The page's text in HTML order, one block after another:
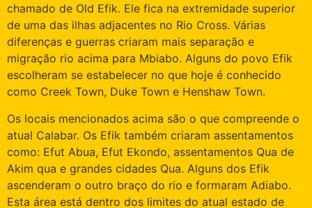
chamado de Old Efik. Ele fica na extremidade superior
de uma das ilhas adjacentes no Rio Cross. Várias
diferenças e guerras criaram mais separação e
migração rio acima para Mbiabo. Alguns do povo Efik
escolheram se estabelecer no que hoje é conhecido
como Creek Town, Duke Town e Henshaw Town.
Os locais mencionados acima são o que compreende o
atual Calabar. Os Efik também criaram assentamentos
como: Efut Abua, Efut Ekondo, assentamentos Qua de
Akim qua e grandes cidades Qua. Alguns dos Efik
ascenderam o outro braço do rio e formaram Adiabo.
Esta área está dentro dos limites do atual estado de